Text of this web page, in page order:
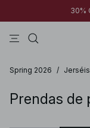
30%
Spring 2026 / Jerséis
Prendas de